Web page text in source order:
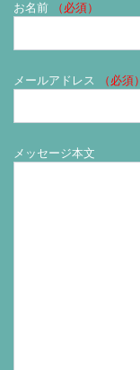
お名前 （必須）
メールアドレス （必須）
メッセージ本文